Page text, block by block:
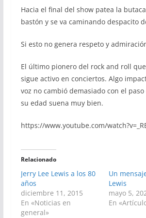
Hacia el final del show patea la
bastón y se va caminando despacito
Si esto no genera respeto y
El último pionero del rock and roll
sigue activo en conciertos. Algo
voz no cambió demasiado con el
su edad suena muy bien.
https://www.youtube.com/
Relacionado
Jerry Lee Lewis a los 80
años
diciembre 11, 2015
En «Noticias en
general»
Un
Lewis
mayo 5,
En